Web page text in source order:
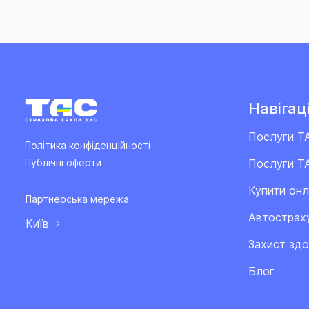
Політика конфіденційності
Публічні оферти
Партнерська мережа
Київ
Послуги
Послуги
Купити
Захист
Блог